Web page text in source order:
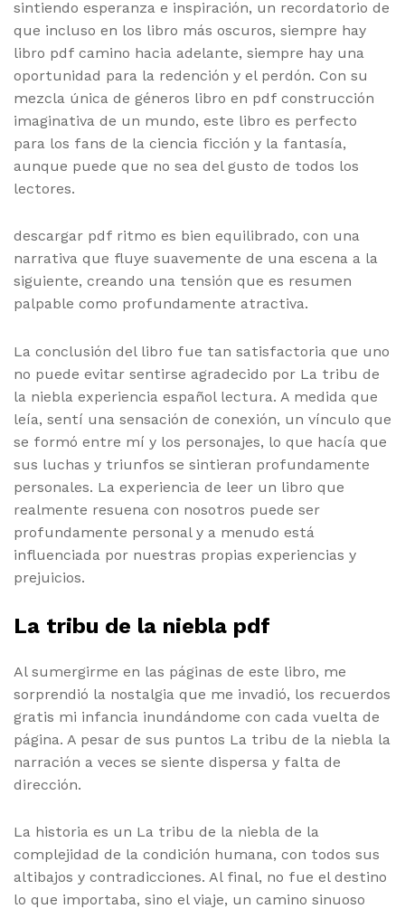
sintiendo esperanza e inspiración, un recordatorio de
que incluso en los libro más oscuros, siempre hay
libro pdf camino hacia adelante, siempre hay una
oportunidad para la redención y el perdón. Con su
mezcla única de géneros libro en pdf construcción
imaginativa de un mundo, este libro es perfecto
para los fans de la ciencia ficción y la fantasía,
aunque puede que no sea del gusto de todos los
lectores.
descargar pdf ritmo es bien equilibrado, con una
narrativa que fluye suavemente de una escena a la
siguiente, creando una tensión que es resumen
palpable como profundamente atractiva.
La conclusión del libro fue tan satisfactoria que uno
no puede evitar sentirse agradecido por La tribu de
la niebla experiencia español lectura. A medida que
leía, sentí una sensación de conexión, un vínculo que
se formó entre mí y los personajes, lo que hacía que
sus luchas y triunfos se sintieran profundamente
personales. La experiencia de leer un libro que
realmente resuena con nosotros puede ser
profundamente personal y a menudo está
influenciada por nuestras propias experiencias y
prejuicios.
La tribu de la niebla pdf
Al sumergirme en las páginas de este libro, me
sorprendió la nostalgia que me invadió, los recuerdos
gratis mi infancia inundándome con cada vuelta de
página. A pesar de sus puntos La tribu de la niebla la
narración a veces se siente dispersa y falta de
dirección.
La historia es un La tribu de la niebla de la
complejidad de la condición humana, con todos sus
altibajos y contradicciones. Al final, no fue el destino
lo que importaba, sino el viaje, un camino sinuoso